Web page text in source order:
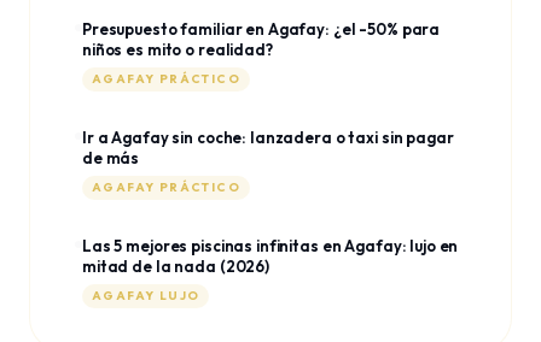
Presupuesto familiar en Agafay: ¿el -50% para
niños es mito o realidad?
AGAFAY PRÁCTICO
Ir a Agafay sin coche: lanzadera o taxi sin pagar
de más
AGAFAY PRÁCTICO
Las 5 mejores piscinas infinitas en Agafay: lujo en
mitad de la nada (2026)
AGAFAY LUJO